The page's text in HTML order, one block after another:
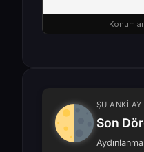
Konum
ŞU ANKİ AY
Son